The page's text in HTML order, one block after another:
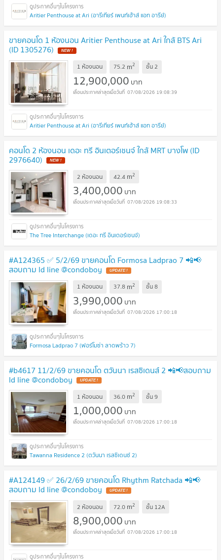
Aritier Penthouse at Ari (อารีเทียร์ เพนท์เฮ้าส์ แอท อารีย์)
ขายคอนโด 1 ห้องนอน Aritier Penthouse at Ari ใกล้ BTS Ari
(ID 1305276)
1 ห้องนอน 75.2 m2 ชั้น2
12,900,000 บาท
07/08/2026 19:08:39
Aritier Penthouse at Ari (อารีเทียร์ เพนท์เฮ้าส์ แอท อารีย์)
คอนโด 2 ห้องนอน เดอะ ทรี อินเตอร์เชนจ์ ใกล้ MRT บางโพ (ID
2976640)
2 ห้องนอน 42.4 m2
3,400,000 บาท
07/08/2026 19:08:33
The Tree Interchange (เดอะ ทรี อินเตอร์เชนจ์)
#A124365 ✅ 5/2/69 ขายคอนโด Formosa Ladprao 7 📲📢
สอบถาม ld line @condoboy
1 ห้องนอน 37.8 m2 ชั้น8
3,990,000 บาท
07/08/2026 17:00:18
Formosa Ladprao 7 (ฟอร์โมซ่า ลาดพร้าว 7)
#b4617 11/2/69 ขายคอนโด ตวันนา เรสซิเดนส์ 2 📲📢สอบถาม
ld line @condoboy
1 ห้องนอน 36.0 m2 ชั้น9
1,000,000 บาท
07/08/2026 17:00:18
Tawanna Residence 2 (ตวันนา เรสซิเดนซ์ 2)
#A124149 ✅ 26/2/69 ขายคอนโด Rhythm Ratchada 📲📢
สอบถาม ld line @condoboy
2 ห้องนอน 72.0 m2 ชั้น 12A
8,900,000 บาท
07/08/2026 17:00:18